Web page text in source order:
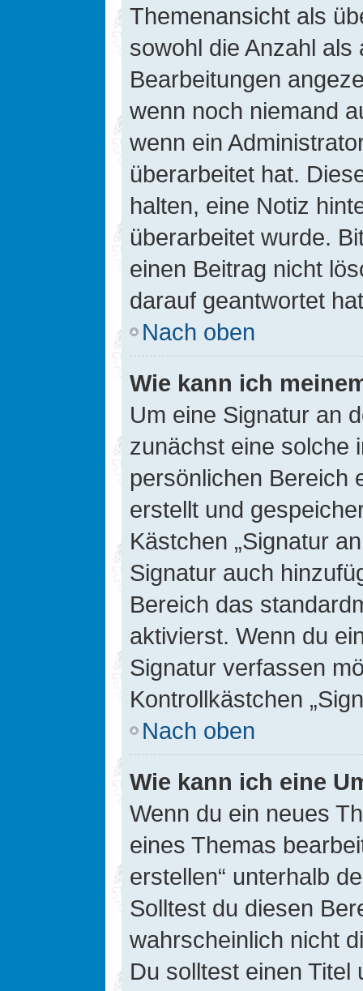
Themenansicht als
sowohl die Anzahl
Bearbeitungen
wenn noch niemand
wenn ein
überarbeitet hat.
halten, eine Notiz
überarbeitet wurde.
einen Beitrag nicht
darauf geantwortet
Nach oben
Wie kann ich
Um eine Signatur an
zunächst eine solche
persönlichen Bereich
erstellt und
Kästchen „Signatur
Signatur auch
Bereich das
aktivierst. Wenn du
Signatur verfassen
Kontrollkästchen
Nach oben
Wie kann ich eine
Wenn du ein neues
eines Themas
erstellen“ unterhalb
Solltest du diesen
wahrscheinlich nicht
Du solltest einen